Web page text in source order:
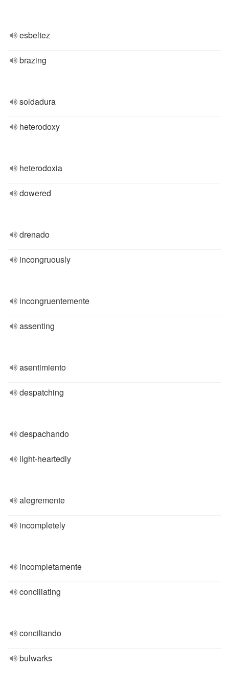
esbeltez
brazing
soldadura
heterodoxy
heterodoxia
dowered
drenado
incongruously
incongruentemente
assenting
asentimiento
despatching
despachando
light-heartedly
alegremente
incompletely
incompletamente
conciliating
conciliando
bulwarks